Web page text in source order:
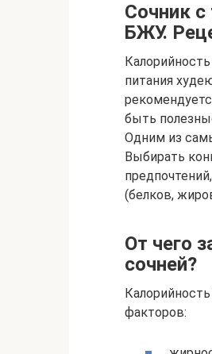
Сочник
БЖУ.
питания
быть
Одним из
Выбирать
(белков,
От чего
сочней?
факторов: